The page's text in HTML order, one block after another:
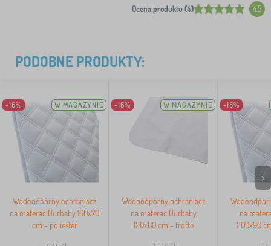
Ocena produktu (4) 4.5
PODOBNE PRODUKTY:
-16% W MAGAZYNIE
Wodoodporny ochraniacz
na materac Ourbaby 160x70
cm - poliester
-16% W MAGAZYNIE
Wodoodporny ochraniacz
na materac Ourbaby
120x60 cm - frotte
-16%
na
200x90
>